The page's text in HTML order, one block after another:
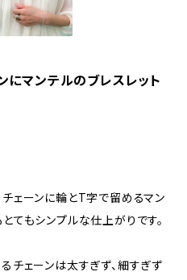
にマンテルのブレスレット
ェーンに輪とT字で留めるマン
てもシンプルな仕上がりです。
チェーンは太すぎず、細すぎず